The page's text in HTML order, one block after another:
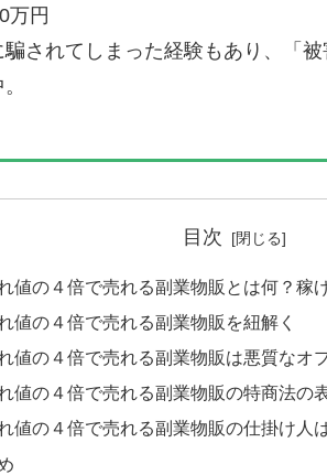
万円
されてしまった経験もあり、「被
目次
値の４倍で売れる副業物販とは何？稼
値の４倍で売れる副業物販を紐解く
値の４倍で売れる副業物販は悪質なオ
値の４倍で売れる副業物販の特商法の
値の４倍で売れる副業物販の仕掛け人